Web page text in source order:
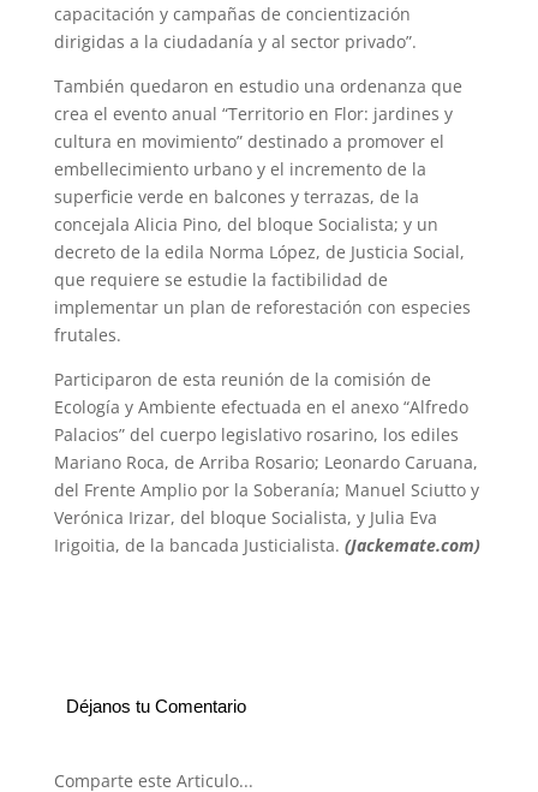
capacitación y campañas de concientización
dirigidas a la ciudadanía y al sector privado”.
También quedaron en estudio una ordenanza que
crea el evento anual “Territorio en Flor: jardines y
cultura en movimiento” destinado a promover el
embellecimiento urbano y el incremento de la
superficie verde en balcones y terrazas, de la
concejala Alicia Pino, del bloque Socialista; y un
decreto de la edila Norma López, de Justicia Social,
que requiere se estudie la factibilidad de
implementar un plan de reforestación con especies
frutales.
Participaron de esta reunión de la comisión de
Ecología y Ambiente efectuada en el anexo “Alfredo
Palacios” del cuerpo legislativo rosarino, los ediles
Mariano Roca, de Arriba Rosario; Leonardo Caruana,
del Frente Amplio por la Soberanía; Manuel Sciutto y
Verónica Irizar, del bloque Socialista, y Julia Eva
Irigoitia, de la bancada Justicialista. (Jackemate.com)
Déjanos tu Comentario
Comparte este Articulo...